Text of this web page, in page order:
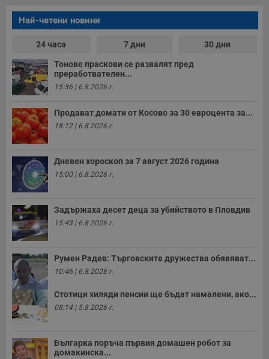
Най-четени новини
24 часа 7 дни 30 дни
Тонове праскови се развалят пред
преработвателен...
15:36 | 6.8.2026 г.
Продават домати от Косово за 30 евроцента за...
18:12 | 6.8.2026 г.
Дневен хороскоп за 7 август 2026 година
15:00 | 6.8.2026 г.
Задържаха десет деца за убийството в Пловдив
15:43 | 6.8.2026 г.
Румен Радев: Търговските дружества обявяват...
10:46 | 6.8.2026 г.
Стотици хиляди пенсии ще бъдат намалени, ако...
08:14 | 5.8.2026 г.
Българка поръча първия домашен робот за
домакинска...